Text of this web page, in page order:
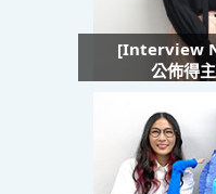
[Interview
公佈得